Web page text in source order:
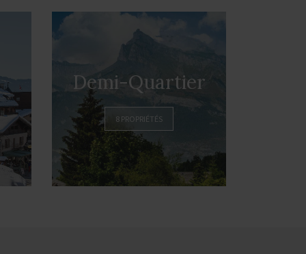
Demi-Quartier
8 PROPRIÉTÉS